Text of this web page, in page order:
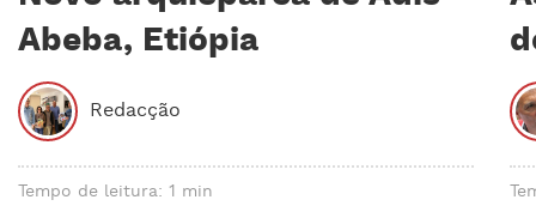
Abeba, Etiópia
Redacção
Tempo de leitura: 1 min